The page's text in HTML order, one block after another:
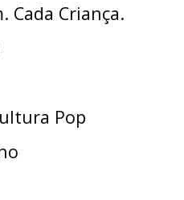
Cada Criança.
Pop